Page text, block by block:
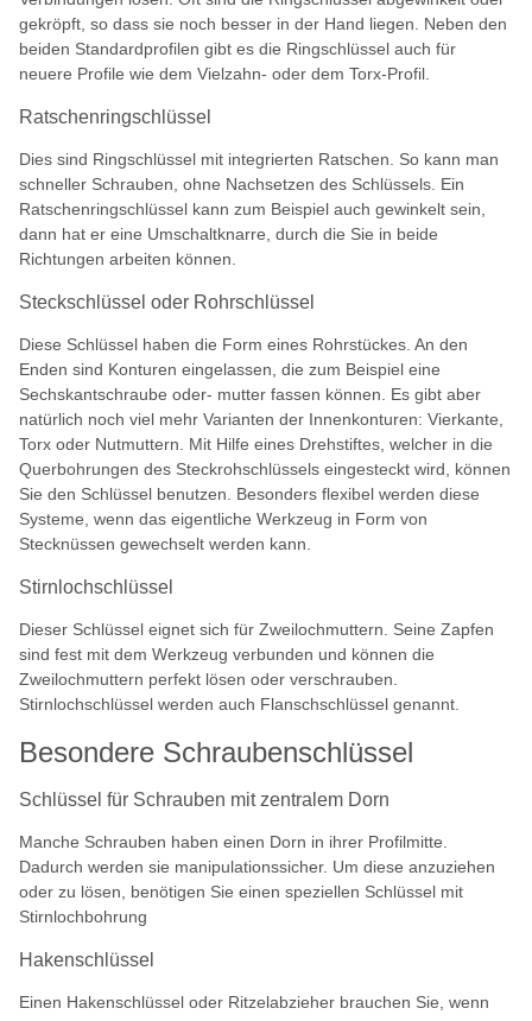
gekröpft, so dass sie noch besser in der Hand liegen. Neben den
beiden Standardprofilen gibt es die Ringschlüssel auch für
neuere Profile wie dem Vielzahn- oder dem Torx-Profil.
Ratschenringschlüssel
Dies sind Ringschlüssel mit integrierten Ratschen. So kann man
schneller Schrauben, ohne Nachsetzen des Schlüssels. Ein
Ratschenringschlüssel kann zum Beispiel auch gewinkelt sein,
dann hat er eine Umschaltknarre, durch die Sie in beide
Richtungen arbeiten können.
Steckschlüssel oder Rohrschlüssel
Diese Schlüssel haben die Form eines Rohrstückes. An den
Enden sind Konturen eingelassen, die zum Beispiel eine
Sechskantschraube oder- mutter fassen können. Es gibt aber
natürlich noch viel mehr Varianten der Innenkonturen: Vierkante,
Torx oder Nutmuttern. Mit Hilfe eines Drehstiftes, welcher in die
Querbohrungen des Steckrohschlüssels eingesteckt wird, können
Sie den Schlüssel benutzen. Besonders flexibel werden diese
Systeme, wenn das eigentliche Werkzeug in Form von
Stecknüssen gewechselt werden kann.
Stirnlochschlüssel
Dieser Schlüssel eignet sich für Zweilochmuttern. Seine Zapfen
sind fest mit dem Werkzeug verbunden und können die
Zweilochmuttern perfekt lösen oder verschrauben.
Stirnlochschlüssel werden auch Flanschschlüssel genannt.
Besondere Schraubenschlüssel
Schlüssel für Schrauben mit zentralem Dorn
Manche Schrauben haben einen Dorn in ihrer Profilmitte.
Dadurch werden sie manipulationssicher. Um diese anzuziehen
oder zu lösen, benötigen Sie einen speziellen Schlüssel mit
Stirnlochbohrung
Hakenschlüssel
Einen Hakenschlüssel oder Ritzelabzieher brauchen Sie, wenn